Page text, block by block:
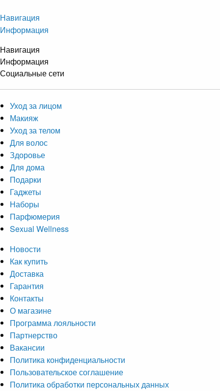
Навигация
Информация
Навигация
Информация
Социальные сети
Уход за лицом
Макияж
Уход за телом
Для волос
Здоровье
Для дома
Подарки
Гаджеты
Наборы
Парфюмерия
Sexual Wellness
Новости
Как купить
Доставка
Гарантия
Контакты
О магазине
Программа лояльности
Партнерство
Вакансии
Политика конфиденциальности
Пользовательское соглашение
Политика обработки персональных данных